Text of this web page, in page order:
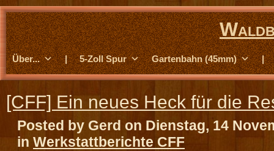
Über... | 5-Zoll Spur Gartenbahn (45mm) |
[CFF] Ein neues Heck für die
Posted by Gerd on Dienstag, 14
in Werkstattberichte CFF